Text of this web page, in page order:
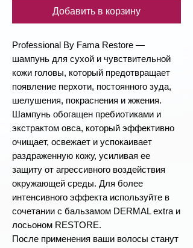
Добавить в корзину
Professional By Fama Restore —
шампунь для сухой и чувствительной
кожи головы, который предотвращает
появление перхоти, постоянного зуда,
шелушения, покраснения и жжения.
Шампунь обогащен пребиотиками и
экстрактом овса, который эффективно
очищает, освежает и успокаивает
раздраженную кожу, усиливая ее
защиту от агрессивного воздействия
окружающей среды. Для более
интенсивного эффекта используйте в
сочетании с бальзамом DERMAL extra и
лосьоном RESTORE.
После применения ваши волосы станут